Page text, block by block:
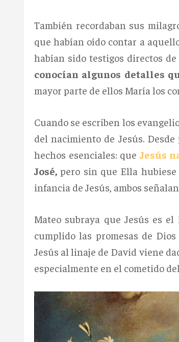
También recordaban sus
que habían oído contar a
habían sido testigos directos
conocían algunos detalles
mayor parte de ellos María los
Cuando se escriben los
del nacimiento de Jesús.
hechos esenciales: que Jesús
José, pero sin que Ella
infancia de Jesús, ambos
Mateo subraya que Jesús es
cumplido las promesas de
Jesús al linaje de David viene
especialmente en el cometido